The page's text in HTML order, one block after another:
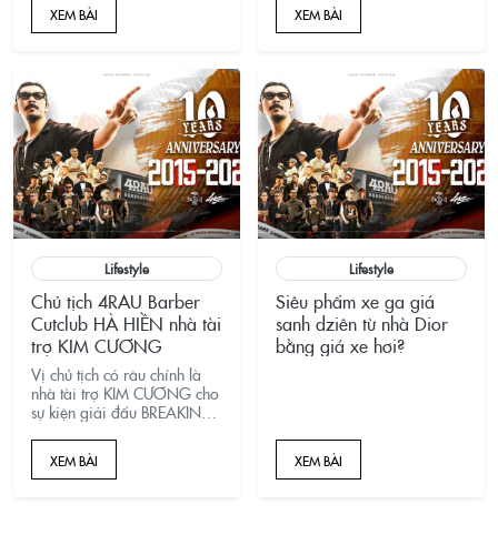
H&agrave; Hiền 4RAU
v&agrave; ABC-Mart
gi&agrave;y Hawkins, nơi
phong c&aacute;ch,
c&aacute; t&iacute;nh
v&agrave; trải nghiệm được
n&acirc;ng cấp to&agrave;n
diện.
XEM BÀI XEM BÀI
Lifestyle
Chủ tịch 4RAU Barber
Cutclub HÀ HIỀN nhà tài
trợ KIM CƯƠNG
Vị chủ tịch có râu chính là
nhà tài trợ KIM CƯƠNG cho
sự kiện giải đấu BREAKING
Championship 2024" vừa
diễn ra tại TP.HCM.
XEM BÀI
Lifestyle
Siêu phẩm xe ga giá
sanh dziên từ nhà Dior
bằng giá xe hơi?
XEM BÀI